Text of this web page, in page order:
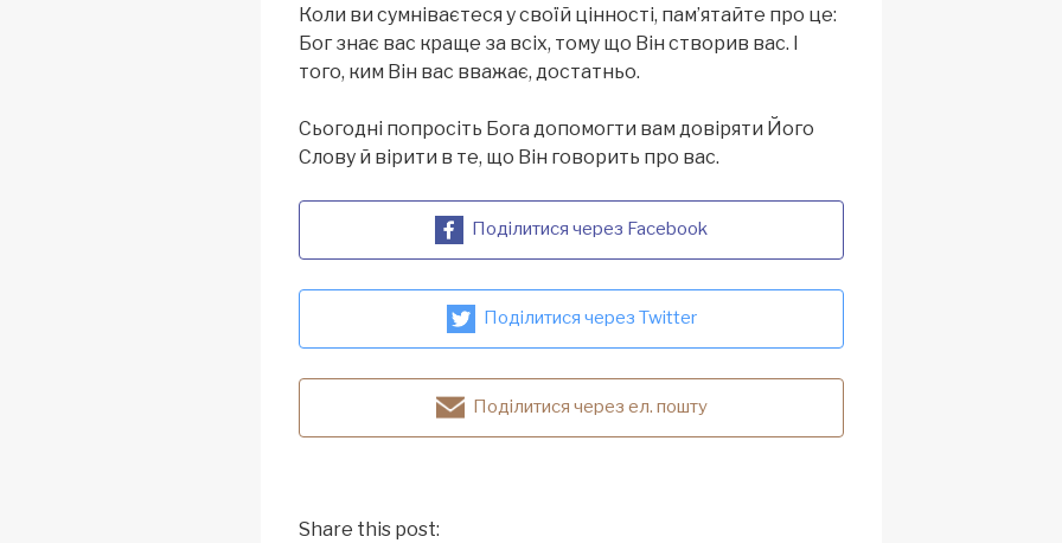
Коли ви сумніваєтеся у своїй цінності, пам’ятайте про це:
Бог знає вас краще за всіх, тому що Він створив вас. І
того, ким Він вас вважає, достатньо.
Сьогодні попросіть Бога допомогти вам довіряти Його
Слову й вірити в те, що Він говорить про вас.
Поділитися через Facebook
Поділитися через Twitter
Поділитися через ел. пошту
Share this post: